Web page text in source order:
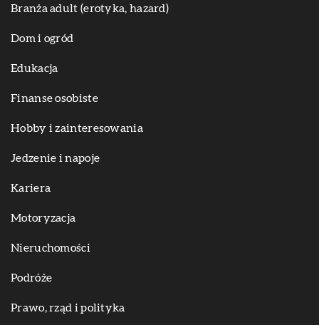
Branża adult (erotyka, hazard)
Dom i ogród
Edukacja
Finanse osobiste
Hobby i zainteresowania
Jedzenie i napoje
Kariera
Motoryzacja
Nieruchomości
Podróże
Prawo, rząd i polityka